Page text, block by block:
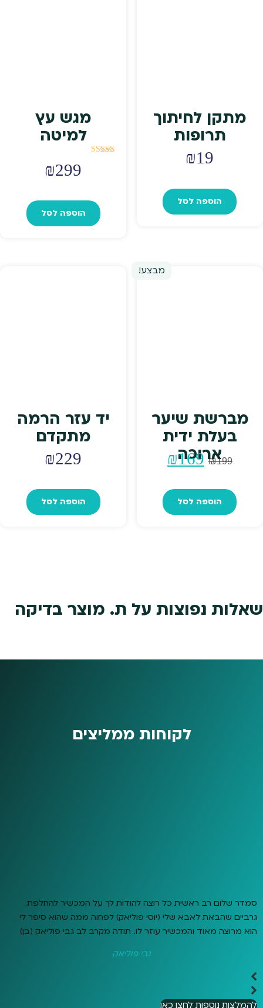
מתקן לחיתוך
תרופות
₪19
הוספה לסל
מגש עץ
למיטה
₪299
הוספה לסל
מבצע!
מברשת שיער
בעלת ידית
ארוכה
₪199
המחיר
היה:
₪169
הוא:
הוספה לסל
יד עזר הרמה
מתקדם
₪229
הוספה לסל
שאלות נפוצות על ת. מוצר בדיקה
לקוחות ממליצים
סמדר שלום רב ראשית כל רוצה להודות לך על המכשיר להחלפת
גרביים שהבאת לאבא שלי (יוסי פוליאק) לפחוה ממה שהוא סיפר לי
הוא מרוצה מאוד והמכשיר עוזר לו. תודה מקרב לב גבי פוליאק (בן)
גבי פוליאק
להמלצות נוספות לחצו כאן